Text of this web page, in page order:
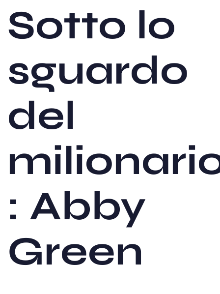
Sotto lo
sguardo
del
: Abby
Green